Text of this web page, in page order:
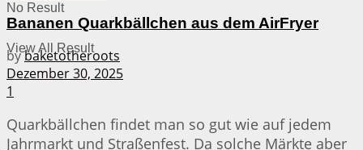
No Result
View All Result
Bananen Quarkbällchen aus dem AirFryer
bybaketotheroots
Dezember 30, 2025
1
Quarkbällchen findet man so gut wie auf jedem
Jahrmarkt und Straßenfest. Da solche Märkte aber